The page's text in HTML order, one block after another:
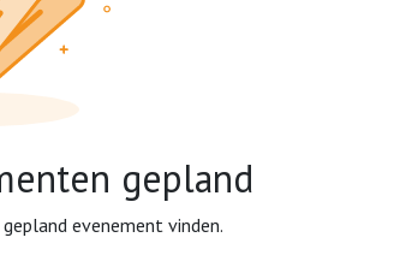
gepland
evenement vinden.